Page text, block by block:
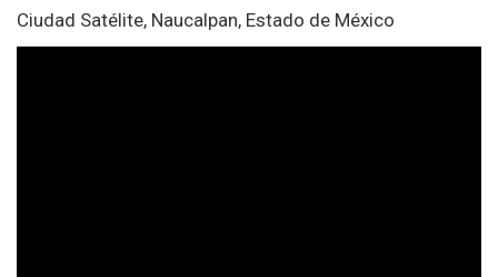
Ciudad Satélite, Naucalpan, Estado de México